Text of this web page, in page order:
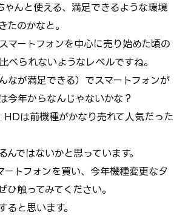
ゃんと使える、満足できるような環境
たのかなと。
マートフォンを中心に売り始めた頃の
べられないようなレベルですね。
なが満足できる）でスマートフォンが
今年からなんじゃないかな？
は前機種がかなり売れて人気だった
んではないかと思っています。
トフォンを買い、今年機種変更なタ
ひ触ってみてください。
ると思います。